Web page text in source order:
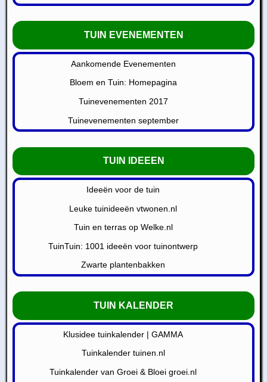
TUIN EVENEMENTEN
Aankomende Evenementen
Bloem en Tuin: Homepagina
Tuinevenementen 2017
Tuinevenementen september
TUIN IDEEEN
Ideeën voor de tuin
Leuke tuinideeën vtwonen.nl
Tuin en terras op Welke.nl
TuinTuin: 1001 ideeën voor tuinontwerp
Zwarte plantenbakken
TUIN KALENDER
Klusidee tuinkalender | GAMMA
Tuinkalender tuinen.nl
Tuinkalender van Groei & Bloei groei.nl